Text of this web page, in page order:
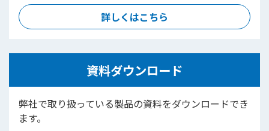
詳しくはこちら
資料ダウンロード
弊社で取り扱っている製品の資料をダウンロードでき
ます。